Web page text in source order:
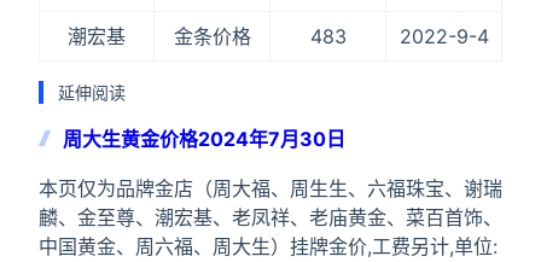
潮宏基 金条价格 483 2022-9-4
延伸阅读
周大生黄金价格2024年7月30日
本页仅为品牌金店（周大福、周生生、六福珠宝、谢瑞
麟、金至尊、潮宏基、老凤祥、老庙黄金、菜百首饰、
中国黄金、周六福、周大生）挂牌金价,工费另计,单位: